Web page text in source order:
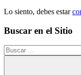
Lo siento, debes estar
Buscar en el Sitio
Buscar: